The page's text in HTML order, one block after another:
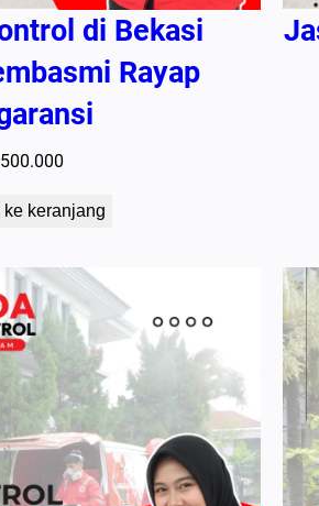
di Bekasi
Rayap
500.000
ke keranjang